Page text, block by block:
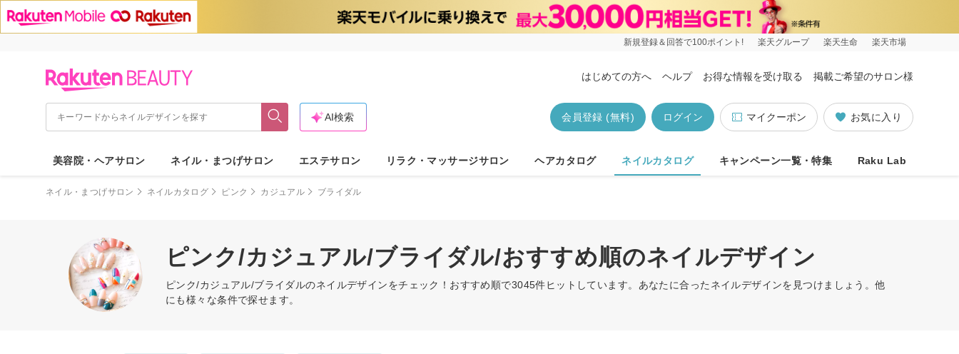
新規登録＆回答で100ポイント! 楽天グループ 楽天生命 楽天市場
はじめての方へ ヘルプ お得な情報を受け取る 掲載ご希望のサロン様
お気に入り
マイクーポン
ログイン
会員登録 (無料)
AI検索
美容院・ヘアサロン ネイル・まつげサロン エステサロン リラク・マッサージサロン ヘアカタログ ネイルカタログ キャンペーン一覧・特集 Raku Lab
ネイル・まつげサロン ネイルカタログ ピンク カジュアル ブライダル
ピンク/カジュアル/ブライダル/おすすめ順のネイルデザイン
ピンク/カジュアル/ブライダルのネイルデザインをチェック！おすすめ順で3045件ヒットしています。あなたに合ったネイルデザインを見つけましょう。他
にも様々な条件で探せます。